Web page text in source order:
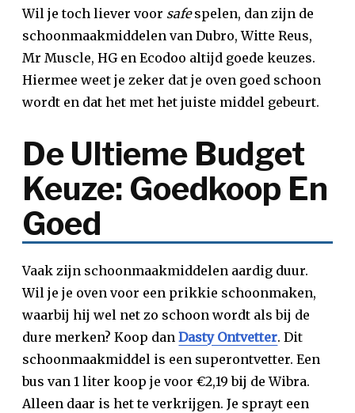
Wil je toch liever voor safespelen, dan zijn de
schoonmaakmiddelen van Dubro, Witte Reus,
Mr Muscle, HG en Ecodoo altijd goede keuzes.
Hiermee weet je zeker dat je oven goed schoon
wordt en dat het met het juiste middel gebeurt.
De Ultieme Budget
Keuze: Goedkoop En
Goed
Vaak zijn schoonmaakmiddelen aardig duur.
Wil je je oven voor een prikkie schoonmaken,
waarbij hij wel net zo schoon wordt als bij de
dure merken? Koop danDasty Ontvetter. Dit
schoonmaakmiddel is een superontvetter. Een
bus van 1 liter koop je voor €2,19 bij de Wibra.
Alleen daar is het te verkrijgen. Je sprayt een